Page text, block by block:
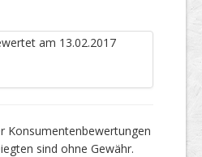
am 13.02.2017
Konsumentenbewertungen
sind ohne Gewähr.